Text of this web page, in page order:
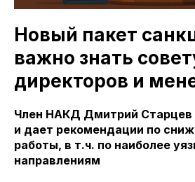
Новый пакет
важно знать
директоров и
Член НАКД Дмитрий Старцев
и дает рекомендации по
работы, в т.ч. по наиболее
направлениям